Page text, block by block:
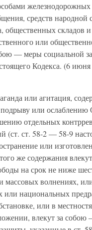
средств народной
общественных складов
или
— меры социальной
Кодекса. (6
или агитация,
или ослаблению
отдельных
(ст. ст. 58-2 — 58-9
или
же содержания
на срок не ниже
массовых волнениях,
или национальных
или в
влекут за